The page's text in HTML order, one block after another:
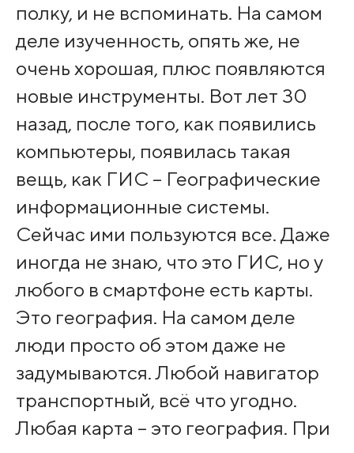
полку, и не вспоминать. На самом
деле изученность, опять же, не
очень хорошая, плюс появляются
новые инструменты. Вот лет 30
назад, после того, как появились
компьютеры, появилась такая
вещь, как ГИС – Географические
информационные системы.
Сейчас ими пользуются все. Даже
иногда не знаю, что это ГИС, но у
любого в смартфоне есть карты.
Это география. На самом деле
люди просто об этом даже не
задумываются. Любой навигатор
транспортный, всё что угодно.
Любая карта – это география. При